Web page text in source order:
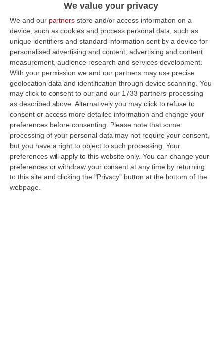
We value your privacy
We and our partners store and/or access information on a
device, such as cookies and process personal data, such as
unique identifiers and standard information sent by a device for
personalised advertising and content, advertising and content
measurement, audience research and services development.
With your permission we and our partners may use precise
geolocation data and identification through device scanning. You
may click to consent to our and our 1733 partners’ processing
as described above. Alternatively you may click to refuse to
consent or access more detailed information and change your
preferences before consenting.
Please note that some
processing of your personal data may not require your consent,
but you have a right to object to such processing. Your
preferences will apply to this website only. You can change your
preferences or withdraw your consent at any time by returning
to this site and clicking the "Privacy" button at the bottom of the
webpage.
Whisky, Il Nuovo Viaggio Sonoro Dei Duettango È Disponibile Ora
“COSENZA È disponibile da oggi su tutte le principali piattaforme digitali
e in formato fisico Whisky, il nuovo album dei Duettango, Filippo…
07 Agosto, 16:39
Ultimatum Della Spagna All’Italia: «Revochi I Controlli Alle
Frontiere»
“Il governo spagnolo chiede all’Italia di revocare entro domenica 9 agosto
i controlli alle frontiere reintrodotti il primo agosto, dopo la…
07 Agosto, 15:38
Edizioni provinciali
Catanzaro